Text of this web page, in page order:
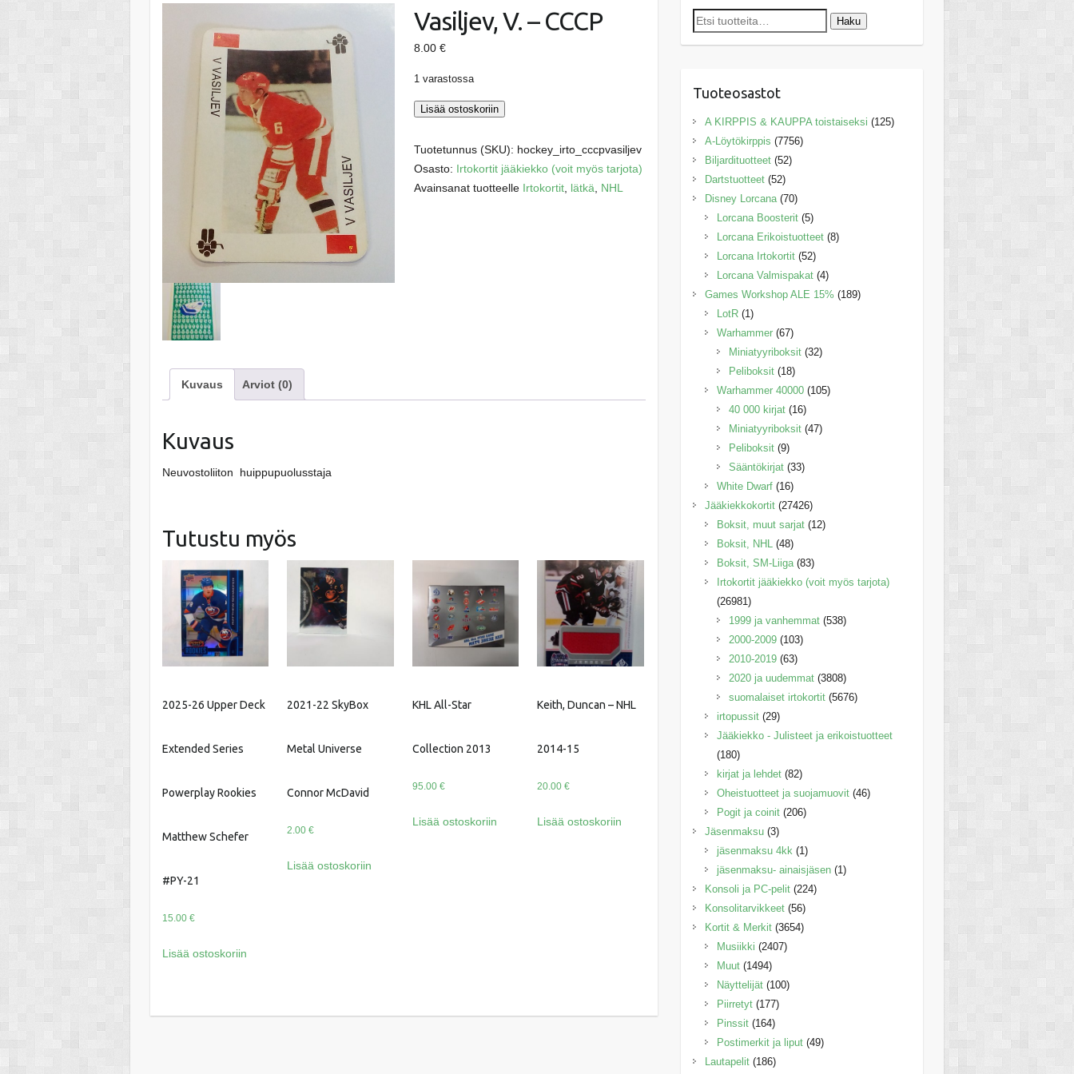
Vasiljev, V. – CCCP
8.00 €
1 varastossa
Vasiljev,
-
CCCP
määrä
Lisää ostoskoriin
Tuotetunnus (SKU): hockey_irto_cccpvasiljev
Osasto: Irtokortit jääkiekko (voit myös tarjota)
Avainsanat tuotteelle Irtokortit, lätkä, NHL
Kuvaus Arviot (0)
Kuvaus
Neuvostoliiton huippupuolusstaja
Tutustu myös
2025-26 Upper Deck
Extended Series
Powerplay Rookies
Matthew Schefer
#PY-21
15.00 €
Lisää ostoskoriin
2021-22 SkyBox
Metal Universe
Connor McDavid
2.00€
Lisää ostoskoriin
KHL All-Star
Collection 2013
95.00 €
Lisää ostoskoriin
Keith, Duncan – NHL
2014-15
20.00€
Lisää ostoskoriin
Etsi: Haku
Tuoteosastot
A KIRPPIS & KAUPPA toistaiseksi (125)
A-Löytökirppis (7756)
Biljardituotteet (52)
Dartstuotteet (52)
Disney Lorcana (70)
Lorcana Boosterit (5)
Lorcana Erikoistuotteet (8)
Lorcana Irtokortit (52)
Lorcana Valmispakat (4)
Games Workshop ALE 15% (189)
LotR (1)
Warhammer (67)
Miniatyyriboksit (32)
Peliboksit (18)
Warhammer 40000 (105)
40 000 kirjat (16)
Miniatyyriboksit (47)
Peliboksit (9)
Sääntökirjat (33)
White Dwarf (16)
Jääkiekkokortit (27426)
Boksit, muut sarjat (12)
Boksit, NHL (48)
Boksit, SM-Liiga (83)
Irtokortit jääkiekko (voit myös tarjota)
(26981)
1999 ja vanhemmat (538)
2000-2009 (103)
2010-2019 (63)
2020 ja uudemmat (3808)
suomalaiset irtokortit (5676)
irtopussit (29)
Jääkiekko - Julisteet ja erikoistuotteet
(180)
kirjat ja lehdet (82)
Oheistuotteet ja suojamuovit (46)
Pogit ja coinit (206)
Jäsenmaksu (3)
jäsenmaksu 4kk (1)
jäsenmaksu- ainaisjäsen (1)
Konsoli ja PC-pelit (224)
Konsolitarvikkeet (56)
Kortit & Merkit (3654)
Musiikki (2407)
Muut (1494)
Näyttelijät (100)
Piirretyt (177)
Pinssit (164)
Postimerkit ja liput (49)
Lautapelit (186)